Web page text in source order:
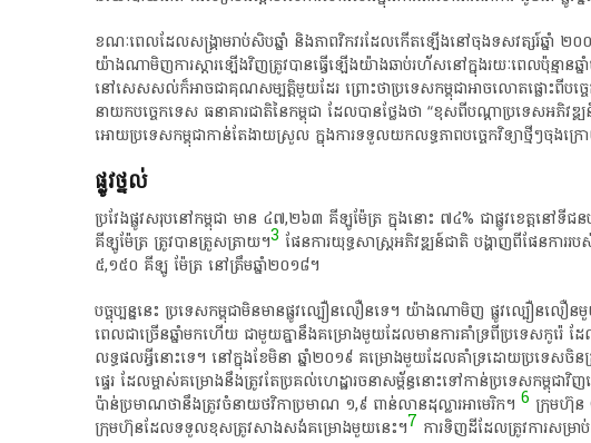
ខណៈ​ពេល​ដែល​សង្គ្រាម​រាប់​សិប​ឆ្នាំ​ និង​ភាព​វិក​វរ​ដែល​កើតឡើង​នៅ​ចុង​ទសវត្សរ៍​ឆ្នាំ​ ២០
យ៉ាងណាមិញ​ការ​ស្ដារ​ឡើង​វិញ​ត្រូវ​បាន​ធ្វើ​ឡើង​យ៉ាង​ឆាប់រហ័ស​នៅ​ក្នុង​រយៈពេល​ប៉ុន្មាន​ឆ្ន
នៅ​សេសសល់​ក៏​អាច​ជា​គុណសម្បត្តិ​មួយ​ដែរ​ ព្រោះថា​ប្រទេស​កម្ពុជា​អាច​លោត​ផ្លោះ​ពី​បច្
នាយក​បច្ចេកទេស​ ធនាគារជាតិ​នៃ​កម្ពុជា​ ដែល​បាន​ថ្លែង​ថា​ “​ខុស​ពី​បណ្តា​ប្រទេស​អភិវឌ្ឍ
អោយ​ប្រទេស​កម្ពុជា​កាន់តែ​ងាយស្រួល​ ក្នុង​ការ​ទទួលយក​លទ្ធភាព​បច្ចេកវិទ្យា​ថ្មីៗ​ចុង​ក្រ
​ផ្លូវថ្នល់​
ប្រវែង​ផ្លូវ​សរុប​នៅ​កម្ពុជា​ មាន​ ៤៧,២៦៣​ គីឡូម៉ែត្រ​ ក្នុង​នោះ​ ៧៤%​ ជា​ផ្លូវ​ខេត្ត​នៅ​ទី​ជ
គីឡូម៉ែត្រ​ ត្រូវ​បាន​ត្រួសត្រាយ​។​3 ផែនការ​យុទ្ធសាស្ត្រ​អភិវឌ្ឍន៍​ជាតិ​ បង្ហាញ​ពី​ផែនការ​
៥,១៥០​ គីឡូ​ ម៉ែត្រ​ នៅ​ត្រឹម​ឆ្នាំ​២០១៨​។​
បច្ចុប្បន្ន​នេះ​ ប្រទេស​កម្ពុជា​មិន​មាន​ផ្លូវ​ល្បឿន​លឿន​ទេ​។​ យ៉ាងណាមិញ​ ផ្លូវ​ល្បឿន​លឿ
ពេល​ជា​ច្រើន​ឆ្នាំ​មក​ហើយ​ ជាមួយ​គ្នា​នឹង​គម្រោង​មួយ​ដែល​មានការ​គាំទ្រ​ពី​ប្រទេស​កូរ៉េ​ ដ
លទ្ធផល​អ្វី​នោះ​ទេ​។​ នៅ​ក្នុង​ខែ​មិ​នា​ ឆ្នាំ​២០១៩​ គម្រោង​មួយ​ដែល​គាំទ្រ​ដោយ​ប្រទេស​ចិន​ត្
ផ្ទេរ​ ដែល​ម្ចាស់​គម្រោង​នឹង​ត្រូវ​តែ​ប្រគល់​ហេដ្ឋារចនាសម្ព័ន្ធ​នោះ​ទៅ​កាន់​ប្រទេស​កម្ពុជា​
ប៉ាន់​ប្រមាណ​ថា​នឹង​ត្រូវ​ចំនាយ​ថវិកា​ប្រមាណ​ ១,៩​ ពាន់​លាន​ដុល្លារ​អា​មេ​រិ​ក​។​ 6 ក្រុមហ៊ុ
ក្រុមហ៊ុន​ដែល​ទទួលខុសត្រូវ​សាងសង់​គម្រោង​មួយ​នេះ​។​7 ការ​ទិញ​ដី​ដែល​ត្រូវការ​សម្រ